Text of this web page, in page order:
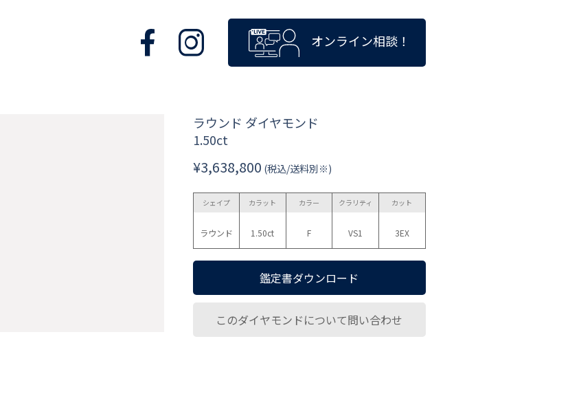
オンライン相談！
ラウンド ダイヤモンド
1.50ct
¥3,638,800 (税込/送料別※)
シェイプ
ラウンド
カラット
1.50ct
カラー
F
クラリティ
VS1
カット
3EX
鑑定書ダウンロード
このダイヤモンドについて問い合わせ